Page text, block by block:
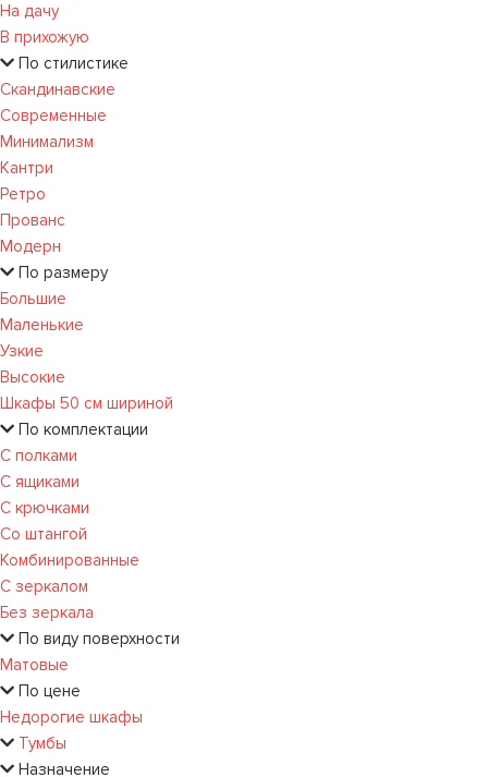
На дачу
В прихожую
По стилистике
Скандинавские
Современные
Минимализм
Кантри
Ретро
Прованс
Модерн
По размеру
Большие
Маленькие
Узкие
Высокие
Шкафы 50 см шириной
По комплектации
С полками
С ящиками
С крючками
Со штангой
Комбинированные
С зеркалом
Без зеркала
По виду поверхности
Матовые
По цене
Недорогие шкафы
Тумбы
Назначение